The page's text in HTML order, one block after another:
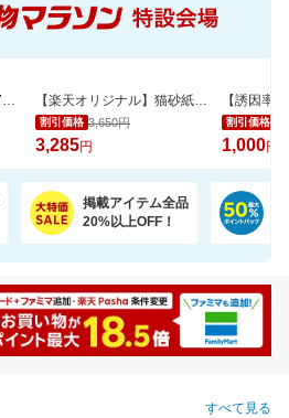
お部屋や成長に合わせて7通りに使える、多機能ベビーサークル 【楽天オリジナル】猫砂紙タイプ大容量＼約一か月548円／今だけお買い得セール！
割引価格 3,650円
3,285円
割引価格
1,000円
掲載アイテム全品
20%以上OFF！
すべて見る